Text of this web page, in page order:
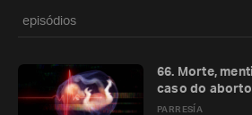
episódios
PARRESÍA
66. Morte,
caso do